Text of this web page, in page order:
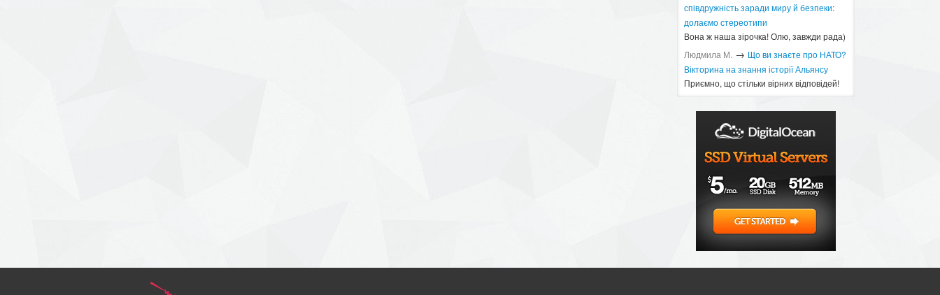
співдружність заради миру й безпеки:
долаємо стереотипи
Вона ж наша зірочка! Олю, завжди рада)
Людмила М. → Що ви знаєте про НАТО?
Вікторина на знання історії Альянсу ​
Приємно, що стільки вірних відповідей!